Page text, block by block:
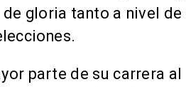
gloria tanto a nivel de
parte de su carrera al